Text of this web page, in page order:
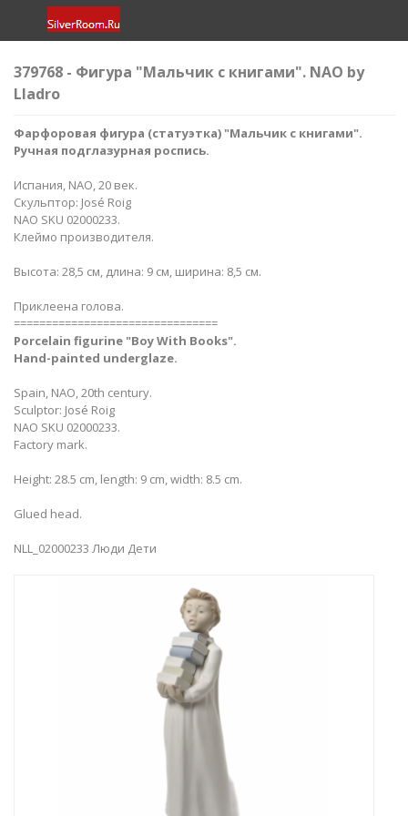
379768 - Фигура "Мальчик с книгами​". NAO by
Lladro
Фарфоровая фигура (статуэтка) "Мальчик с книгами​".
Ручная подглазурная роспись.
Испания, NAO, 20 век.
Скульптор: José Roig
NAO SKU 02000233.
Клеймо производителя.
Высота: 28,5 см, длина: 9 см, ширина: 8,5 см.
Приклеена голова.
================================
Porcelain figurine "Boy With Books".
Hand-painted underglaze.
Spain, NAO, 20th century.
Sculptor: José Roig
NAO SKU 02000233.
Factory mark.
Height: 28.5 cm, length: 9 cm, width: 8.5 cm.
Glued head.
NLL_02000233 Люди Дети